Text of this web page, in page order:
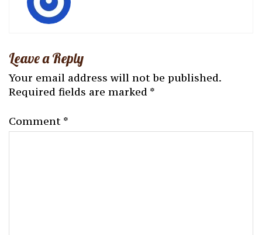
Leave a Reply
Your email address will not be published.
Required fields are marked *
Comment *